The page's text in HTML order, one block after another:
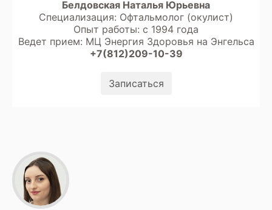
Белдовская Наталья Юрьевна
Специализация: Офтальмолог (окулист)
Опыт работы: с 1994 года
Ведет прием: МЦ Энергия Здоровья на Энгельса
+7(812)209-10-39
Записаться